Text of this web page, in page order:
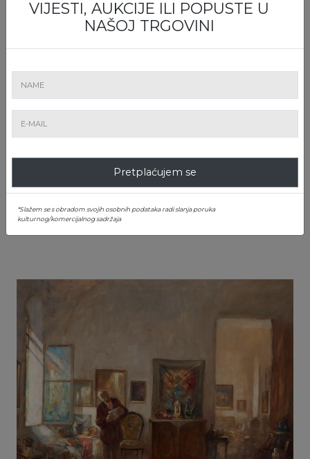
5. Cezar Bolliac
Početna cijena: € 100
VIJESTI, AUKCIJE ILI POPUSTE U
NAŠOJ TRGOVINI
Pretplaćujem se
*Slažem se s obradom svojih osobnih podataka radi slanja poruka
kulturnog/komercijalnog sadržaja